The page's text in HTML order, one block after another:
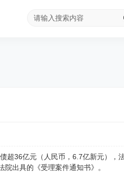
36亿元（人民币，6.7亿新元），
出具的《受理案件通知书》。